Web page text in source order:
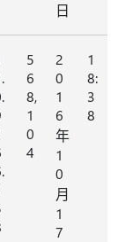
日
5
6
8,
1
0
4
2
0
1
6
年
1
0
月
1
7
1
8:
3
8